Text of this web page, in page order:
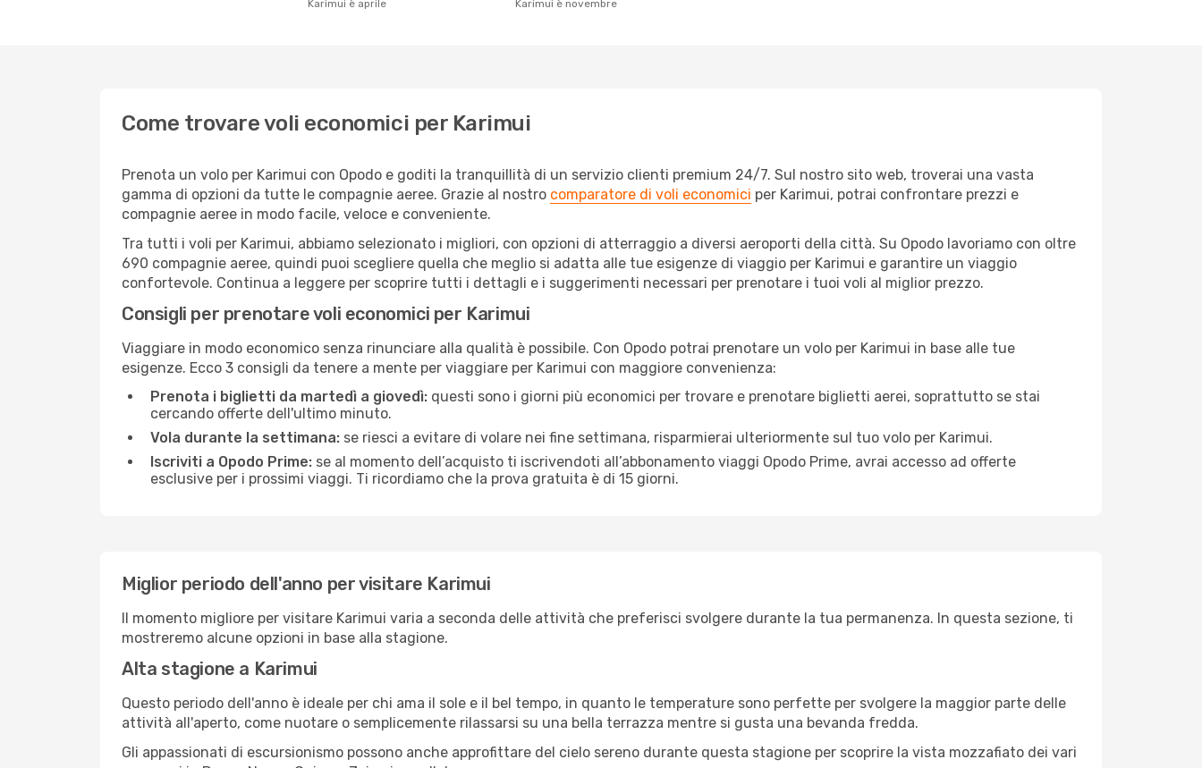
Karimui è aprile
Karimui è novembre
Come trovare voli economici per Karimui
Prenota un volo per Karimui con Opodo e goditi la tranquillità di un servizio clienti premium 24/7. Sul nostro sito web, troverai una vasta
gamma di opzioni da tutte le compagnie aeree. Grazie al nostro comparatore di voli economici per Karimui, potrai confrontare prezzi e
compagnie aeree in modo facile, veloce e conveniente.
Tra tutti i voli per Karimui, abbiamo selezionato i migliori, con opzioni di atterraggio a diversi aeroporti della città. Su Opodo lavoriamo con oltre
690 compagnie aeree, quindi puoi scegliere quella che meglio si adatta alle tue esigenze di viaggio per Karimui e garantire un viaggio
confortevole. Continua a leggere per scoprire tutti i dettagli e i suggerimenti necessari per prenotare i tuoi voli al miglior prezzo.
Consigli per prenotare voli economici per Karimui
Viaggiare in modo economico senza rinunciare alla qualità è possibile. Con Opodo potrai prenotare un volo per Karimui in base alle tue
esigenze. Ecco 3 consigli da tenere a mente per viaggiare per Karimui con maggiore convenienza:
Prenota i biglietti da martedì a giovedì: questi sono i giorni più economici per trovare e prenotare biglietti aerei, soprattutto se stai
cercando offerte dell'ultimo minuto.
Vola durante la settimana: se riesci a evitare di volare nei fine settimana, risparmierai ulteriormente sul tuo volo per Karimui.
Iscriviti a Opodo Prime: se al momento dell’acquisto ti iscrivendoti all’abbonamento viaggi Opodo Prime, avrai accesso ad offerte
esclusive per i prossimi viaggi. Ti ricordiamo che la prova gratuita è di 15 giorni.
Miglior periodo dell'anno per visitare Karimui
Il momento migliore per visitare Karimui varia a seconda delle attività che preferisci svolgere durante la tua permanenza. In questa sezione, ti
mostreremo alcune opzioni in base alla stagione.
Alta stagione a Karimui
Questo periodo dell'anno è ideale per chi ama il sole e il bel tempo, in quanto le temperature sono perfette per svolgere la maggior parte delle
attività all'aperto, come nuotare o semplicemente rilassarsi su una bella terrazza mentre si gusta una bevanda fredda.
Gli appassionati di escursionismo possono anche approfittare del cielo sereno durante questa stagione per scoprire la vista mozzafiato dei vari